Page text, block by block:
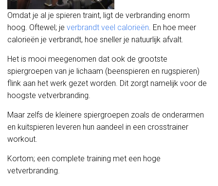
Omdat je al je spieren traint, ligt de verbranding enorm
hoog. Oftewel; je verbrandt veel calorieën. En hoe meer
calorieën je verbrandt, hoe sneller je natuurlijk afvalt.
Het is mooi meegenomen dat ook de grootste
spiergroepen van je lichaam (beenspieren en rugspieren)
flink aan het werk gezet worden. Dit zorgt namelijk voor de
hoogste vetverbranding.
Maar zelfs de kleinere spiergroepen zoals de onderarmen
en kuitspieren leveren hun aandeel in een crosstrainer
workout.
Kortom; een complete training met een hoge
vetverbranding.